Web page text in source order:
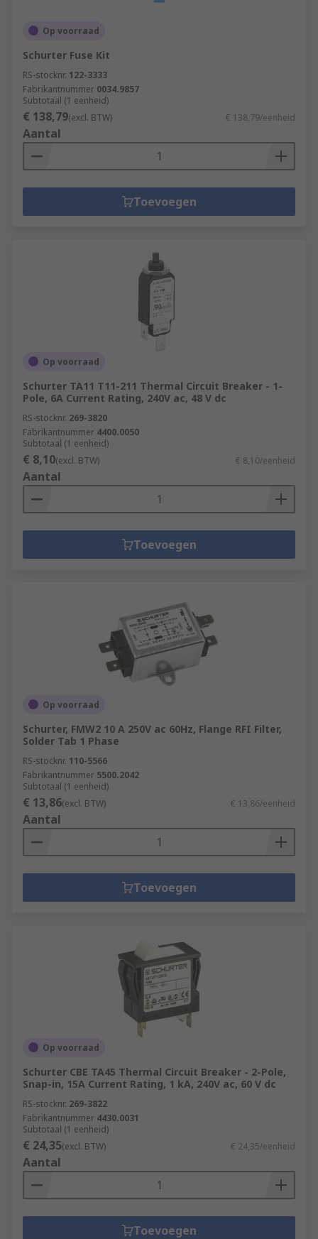
Op voorraad
Schurter Fuse Kit
RS-stocknr. 122-3333
Fabrikantnummer 0034.9857
Subtotaal (1 eenheid)
€ 138,79(excl. BTW) € 138,79/eenheid
Aantal
Toevoegen
Op voorraad
Schurter TA11 T11-211 Thermal Circuit Breaker - 1-
Pole, 6A Current Rating, 240V ac, 48 V dc
RS-stocknr. 269-3820
Fabrikantnummer 4400.0050
Subtotaal (1 eenheid)
€ 8,10(excl. BTW) € 8,10/eenheid
Aantal
Toevoegen
Op voorraad
Schurter, FMW2 10 A 250V ac 60Hz, Flange RFI Filter,
Solder Tab 1 Phase
RS-stocknr. 110-5566
Fabrikantnummer 5500.2042
Subtotaal (1 eenheid)
€ 13,86(excl. BTW) € 13,86/eenheid
Aantal
Toevoegen
Op voorraad
Schurter CBE TA45 Thermal Circuit Breaker - 2-Pole,
Snap-in, 15A Current Rating, 1 kA, 240V ac, 60 V dc
RS-stocknr. 269-3822
Fabrikantnummer 4430.0031
Subtotaal (1 eenheid)
€ 24,35(excl. BTW) € 24,35/eenheid
Aantal
Toevoegen